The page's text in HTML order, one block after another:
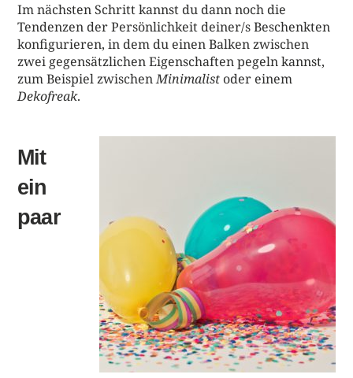
Im nächsten Schritt kannst du dann noch die
Tendenzen der Persönlichkeit deiner/s Beschenkten
konfigurieren, in dem du einen Balken zwischen
zwei gegensätzlichen Eigenschaften pegeln kannst,
zum Beispiel zwischenMinimalist oder einem
Dekofreak.
Mit
ein
paar